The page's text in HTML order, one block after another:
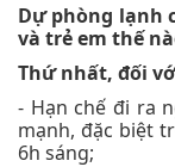
Dự phòng lạnh
và trẻ em thế
Thứ nhất, đối
- Hạn chế đi ra
mạnh, đặc biệt
6h sáng;